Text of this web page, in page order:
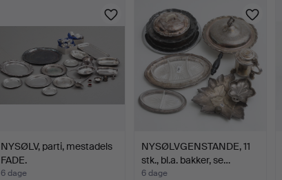
NYSØLV, parti, mestadels
FADE.
6 dage
NYSØLVGENSTANDE, 11
stk., bl.a. bakker, se…
6 dage